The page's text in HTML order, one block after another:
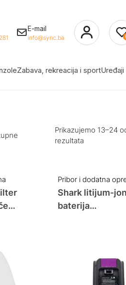
E-mail
info@sync.ba
Zabava, rekreacija i sport
Prikazujemo 13–24
rezultata
Pribor i dodatna
Shark litijum-
baterija